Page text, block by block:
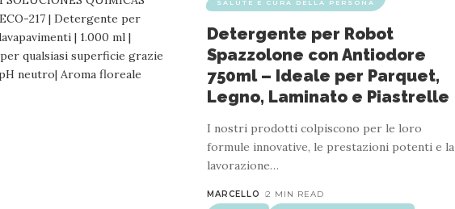
SALUTE E CURA DELLA PERSONA
Detergente per Robot
Spazzolone con Antiodore
750ml – Ideale per Parquet,
Legno, Laminato e Piastrelle
I nostri prodotti colpiscono per le loro
formule innovative, le prestazioni potenti e la
lavorazione…
MARCELLO 2 MIN READ